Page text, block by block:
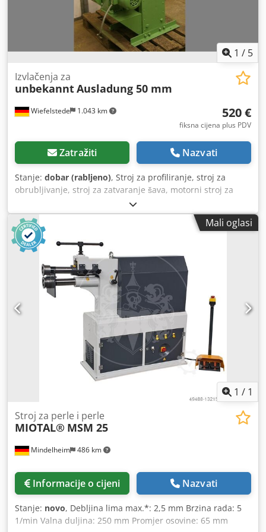
1 / 5
Wiefelstede 1.043 km
Izvlačenja za
unbekanntAusladung 50 mm
520 €
fiksna cijena plus PDV
Zatražiti Nazvati
Stanje: dobar (rabljeno), Stroj za profiliranje, stroj za
obrubljivanje, stroj za zatvaranje šava, motorni stroj za
profiliranje -maks. debljina lima: 1,25 mm Dedpfxob A Ncre
Ac Njck -električni pogon: 1,1 kW -izlaz: 50 mm -dimenzije:
900/800/V1100 mm -težina: 250 kg
Mali oglasi
1 / 1
Mindelheim 486 km
Stroj za perle i perle
MIOTAL® MSM 25
Informacije o cijeni Nazvati
Stanje: novo, Debljina lima max.*: 2,5 mm Brzina rada: 5
1/min Valna duljina: 250 mm Promjer osovine: 65 mm